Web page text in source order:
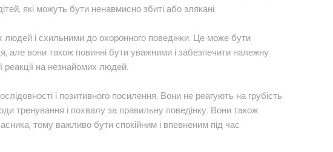
які можуть бути ненавмисно збиті або злякані.
і схильними до охоронного поведінки. Це може бути
але вони також повинні бути уважними і забезпечити належну
реакції на незнайомих людей.
і позитивного посилення. Вони не реагують на грубість
тренування і похвалу за правильну поведінку. Вони також
тому важливо бути спокійним і впевненим під час